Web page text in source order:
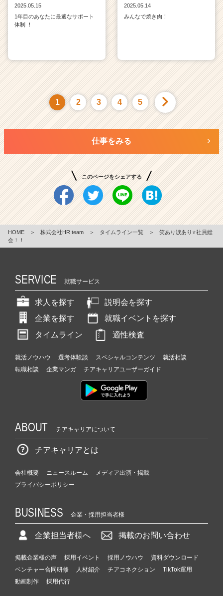
2025.05.15
1年目のあなたに最適なサポート
体制 ！
2025.05.14
みんなで焼き肉！
1 2 3 4 5
仕事をみる
このページをシェアする
HOME ＞ 株式会社HR team ＞ タイムライン一覧 ＞
笑あり涙あり⭐️社員総
会！！
SERVICE 就職サービス
求人を探す
説明会を探す
企業を探す
就職イベントを探す
タイムライン
適性検査
就活ノウハウ 選考体験談 スペシャルコンテンツ
就活相談
転職相談
企業マンガ チアキャリアユーザーガイド
ABOUT チアキャリアについて
チアキャリアとは
会社概要 ニュースルーム
メディア出演・掲載
プライバシーポリシー
BUSINESS 企業・採用担当者様
企業担当者様へ 掲載のお問い合わせ
掲載企業様の声 採用イベント 採用ノウハウ
資料ダウンロード
ベンチャー合同研修
人材紹介 チアコネクション
TikTok運用
動画制作
採用代行